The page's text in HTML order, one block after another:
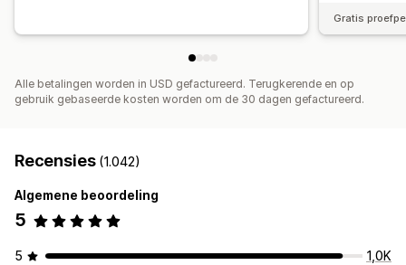
Gratis
Alle betalingen worden in USD gefactureerd. Terugkerende en op
gebruik gebaseerde kosten worden om de 30 dagen gefactureerd.
Recensies (1.042)
Algemene beoordeling
5
5
1,0K